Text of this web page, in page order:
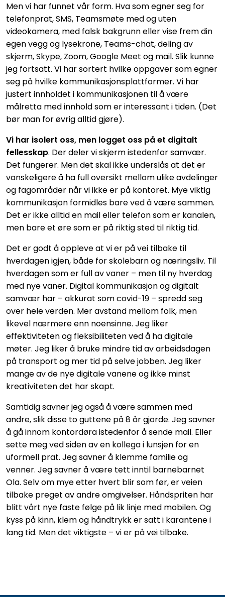
Men vi har funnet vår form. Hva som egner seg for
telefonprat, SMS, Teamsmøte med og uten
videokamera, med falsk bakgrunn eller vise frem din
egen vegg og lysekrone, Teams-chat, deling av
skjerm, Skype, Zoom, Google Meet og mail. Slik kunne
jeg fortsatt. Vi har sortert hvilke oppgaver som egner
seg på hvilke kommunikasjonsplattformer. Vi har
justert innholdet i kommunikasjonen til å være
målretta med innhold som er interessant i tiden. (Det
bør man for øvrig alltid gjøre).
Vi har isolert oss, men logget oss på et digitalt
fellesskap. Der deler vi skjerm istedenfor samvær.
Det fungerer. Men det skal ikke underslås at det er
vanskeligere å ha full oversikt mellom ulike avdelinger
og fagområder når vi ikke er på kontoret. Mye viktig
kommunikasjon formidles bare ved å være sammen.
Det er ikke alltid en mail eller telefon som er kanalen,
men bare et øre som er på riktig sted til riktig tid.
Det er godt å oppleve at vi er på vei tilbake til
hverdagen igjen, både for skolebarn og næringsliv. Til
hverdagen som er full av vaner – men til ny hverdag
med nye vaner. Digital kommunikasjon og digitalt
samvær har – akkurat som covid-19 – spredd seg
over hele verden. Mer avstand mellom folk, men
likevel nærmere enn noensinne. Jeg liker
effektiviteten og fleksibiliteten ved å ha digitale
møter. Jeg liker å bruke mindre tid av arbeidsdagen
på transport og mer tid på selve jobben. Jeg liker
mange av de nye digitale vanene og ikke minst
kreativiteten det har skapt.
Samtidig savner jeg også å være sammen med
andre, slik disse to guttene på 8 år gjorde. Jeg savner
å gå innom kontordøra istedenfor å sende mail. Eller
sette meg ved siden av en kollega i lunsjen for en
uformell prat. Jeg savner å klemme familie og
venner. Jeg savner å være tett inntil barnebarnet
Ola. Selv om mye etter hvert blir som før, er veien
tilbake preget av andre omgivelser. Håndspriten har
blitt vårt nye faste følge på lik linje med mobilen. Og
kyss på kinn, klem og håndtrykk er satt i karantene i
lang tid. Men det viktigste – vi er på vei tilbake.